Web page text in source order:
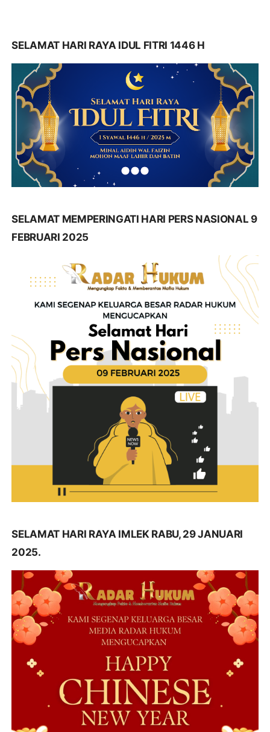
SELAMAT HARI RAYA IDUL FITRI 1446 H
SELAMAT MEMPERINGATI HARI PERS NASIONAL 9
FEBRUARI 2025
SELAMAT HARI RAYA IMLEK RABU, 29 JANUARI
2025.